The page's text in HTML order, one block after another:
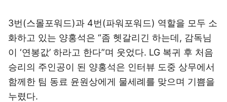
3번(스몰포워드)과 4번(파워포워드) 역할을 모두 소
화하고 있는 양홍석은 “좀 헷갈리긴 하는데, 감독님
이 ‘연봉값’ 하라고 한다”며 웃었다. LG 복귀 후 처음
승리의 주인공이 된 양홍석은 인터뷰 도중 상무에서
함께한 팀 동료 윤원상에게 물세례를 맞으며 기쁨을
누렸다.